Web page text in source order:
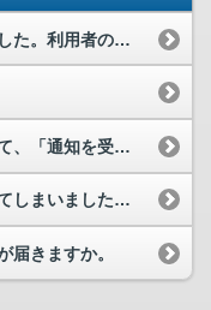
意見を送信する際にログインが必要でした。利用者の情報を取得しているのでしょうか。
医療等分野の電子署名利用申請において、「通知を受け取る」に設定するとどのような連絡が届きますか。
マイナポータルのアカウントを削除してしまいました。アカウントを削除する前に行った申請は確認でき...
届きますか。